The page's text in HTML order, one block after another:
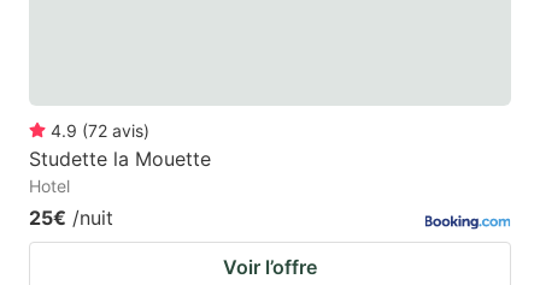
4.9 (72 avis)
Studette la Mouette
Hotel
25€ /nuit
Voir l’offre